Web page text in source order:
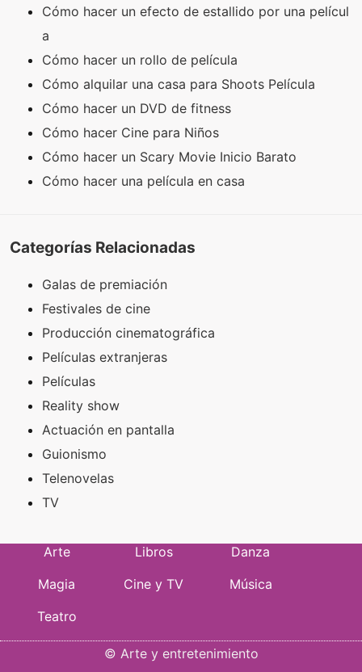
Cómo hacer un efecto de estallido por una películ
a
Cómo hacer un rollo de película
Cómo alquilar una casa para Shoots Película
Cómo hacer un DVD de fitness
Cómo hacer Cine para Niños
Cómo hacer un Scary Movie Inicio Barato
Cómo hacer una película en casa
Categorías Relacionadas
Galas de premiación
Festivales de cine
Producción cinematográfica
Películas extranjeras
Películas
Reality show
Actuación en pantalla
Guionismo
Telenovelas
TV
Arte Libros
Danza
Magia
Cine y TV
Música
Teatro
© Arte y entretenimiento